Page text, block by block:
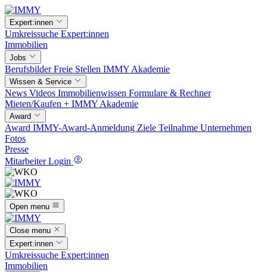
Expert:innen
Umkreissuche Expert:innen
Immobilien
Jobs
BerufsbilderFreie Stellen IMMY Akademie
Wissen & Service
News Videos Immobilienwissen Formulare & Rechner
Mieten/Kaufen + IMMY Akademie
Award
Award IMMY-Award-Anmeldung Ziele Teilnahme Unternehmen
Fotos
Presse
Mitarbeiter Login
Open menu
Close menu
Expert:innen
Umkreissuche Expert:innen
Immobilien